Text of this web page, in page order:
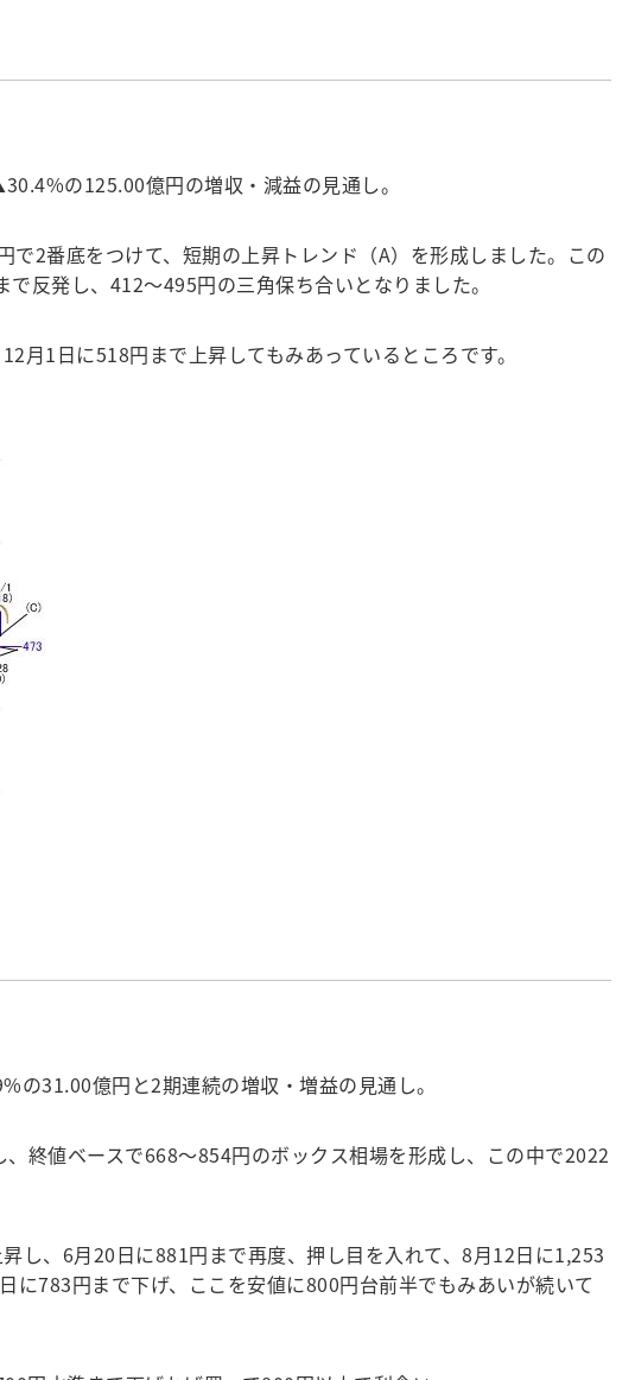
の125.00億円の増収・減益の見通し。
2番底をつけて、短期の上昇トレンド（A）を形成しました。この
反発し、412～495円の三角保ち合いとなりました。
1日に518円まで上昇してもみあっているところです。
31.00億円と2期連続の増収・増益の見通し。
終値ベースで668～854円のボックス相場を形成し、この中で2022
し、6月20日に881円まで再度、押し目を入れて、8月12日に1,253
783円まで下げ、ここを安値に800円台前半でもみあいが続いて